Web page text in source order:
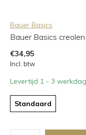
Bauer Basics
Bauer Basics
€34,95
Incl. btw
Levertijd 1 - 3
Standaard